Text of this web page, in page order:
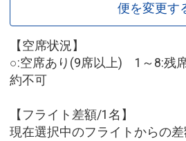
便を変更す
【空席状況】
○:空席あり(9席以上) 1～8:残
約不可
【フライト差額/1名】
現在選択中のフライトからの